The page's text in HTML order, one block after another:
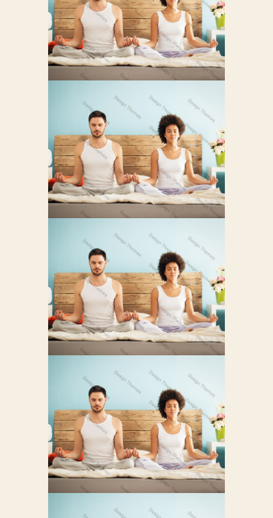
QUISQUE ID
MAXIMUS LEO
Curabitur Nec Volutpat Sed
PROIN VENENATIS
Vivamus Accumsan Leo Metus
AENEAN VITAE
ENIM RHONCUS
Cras Tortor Erat Cras Amet
NULLA RHONCUS
EFFICITUR AUGUE
Fusce Id Consequat Posuere